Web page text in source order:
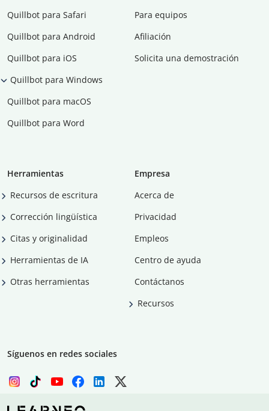
Quillbot para Safari
Quillbot para Android
Quillbot para iOS
Quillbot para Windows
Quillbot para macOS
Quillbot para Word
Para equipos
Afiliación
Solicita una demostración
Herramientas
Recursos de escritura
Corrección lingüística
Citas y originalidad
Herramientas de IA
Otras herramientas
Empresa
Acerca de
Privacidad
Empleos
Centro de ayuda
Contáctanos
Recursos
Síguenos en redes sociales